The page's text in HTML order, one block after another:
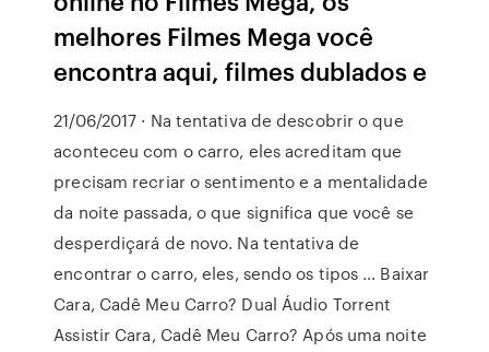
melhores Filmes Mega você
encontra aqui, filmes dublados e
21/06/2017 · Na tentativa de descobrir o que
aconteceu com o carro, eles acreditam que
precisam recriar o sentimento e a mentalidade
da noite passada, o que significa que você se
desperdiçará de novo. Na tentativa de
encontrar o carro, eles, sendo os tipos … Baixar
Cara, Cadê Meu Carro? Dual Áudio Torrent
Assistir Cara, Cadê Meu Carro? Após uma noite